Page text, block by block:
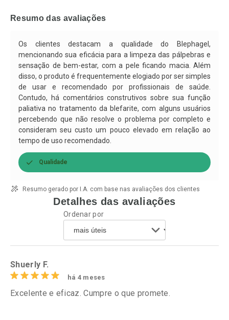
Comprar sem Desconto
Comprar sem Desconto
Por R$ 80,99/cada
Resumo das avaliações
Os clientes destacam a qualidade do Blephagel,
mencionando sua eficácia para a limpeza das pálpebras e
sensação de bem-estar, com a pele ficando macia. Além
disso, o produto é frequentemente elogiado por ser simples
de usar e recomendado por profissionais de saúde.
Contudo, há comentários construtivos sobre sua função
paliativa no tratamento da blefarite, com alguns usuários
percebendo que não resolve o problema por completo e
consideram seu custo um pouco elevado em relação ao
tempo de uso recomendado.
Qualidade
Resumo gerado por I.A. com base nas avaliações dos clientes
Detalhes das avaliações
Ordenar por
Shuerly F.
há 4 meses
Excelente e eficaz. Cumpre o que promete.